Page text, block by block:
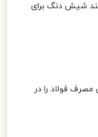
شیش دنگ برای
فولاد را در